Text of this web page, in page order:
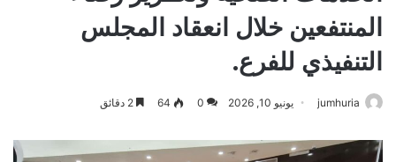
المنتفعين خلال انعقاد المجلس
التنفيذي للفرع.
jumhuria يونيو 10, 2026 0
64